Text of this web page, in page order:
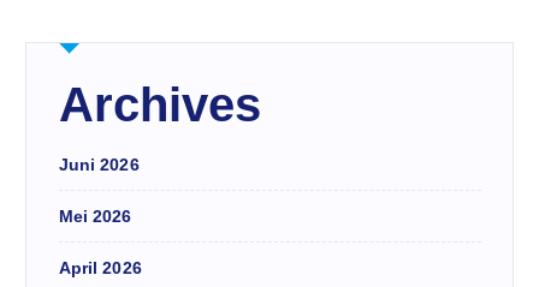
Archives
Juni 2026
Mei 2026
April 2026